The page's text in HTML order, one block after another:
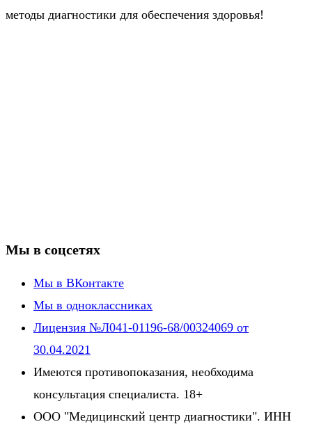
методы диагностики для обеспечения здоровья!
Мы в соцсетях
Мы в ВКонтакте
Мы в одноклассниках
Лицензия №Л041-01196-68/00324069 от
30.04.2021
Имеются противопоказания, необходима
консультация специалиста. 18+
ООО "Медицинский центр диагностики". ИНН